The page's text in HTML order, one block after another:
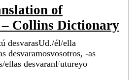
of
– Collins Dictionary
desvarasUd./él/ella
desvaramosvosotros, -as
ellas desvaranFutureyo